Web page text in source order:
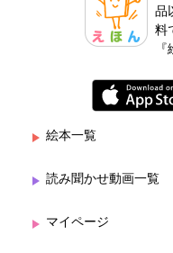
品
料
絵本一覧
読み聞かせ動画一覧
マイページ